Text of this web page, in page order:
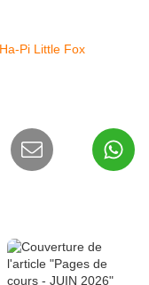
Pi Little Fox